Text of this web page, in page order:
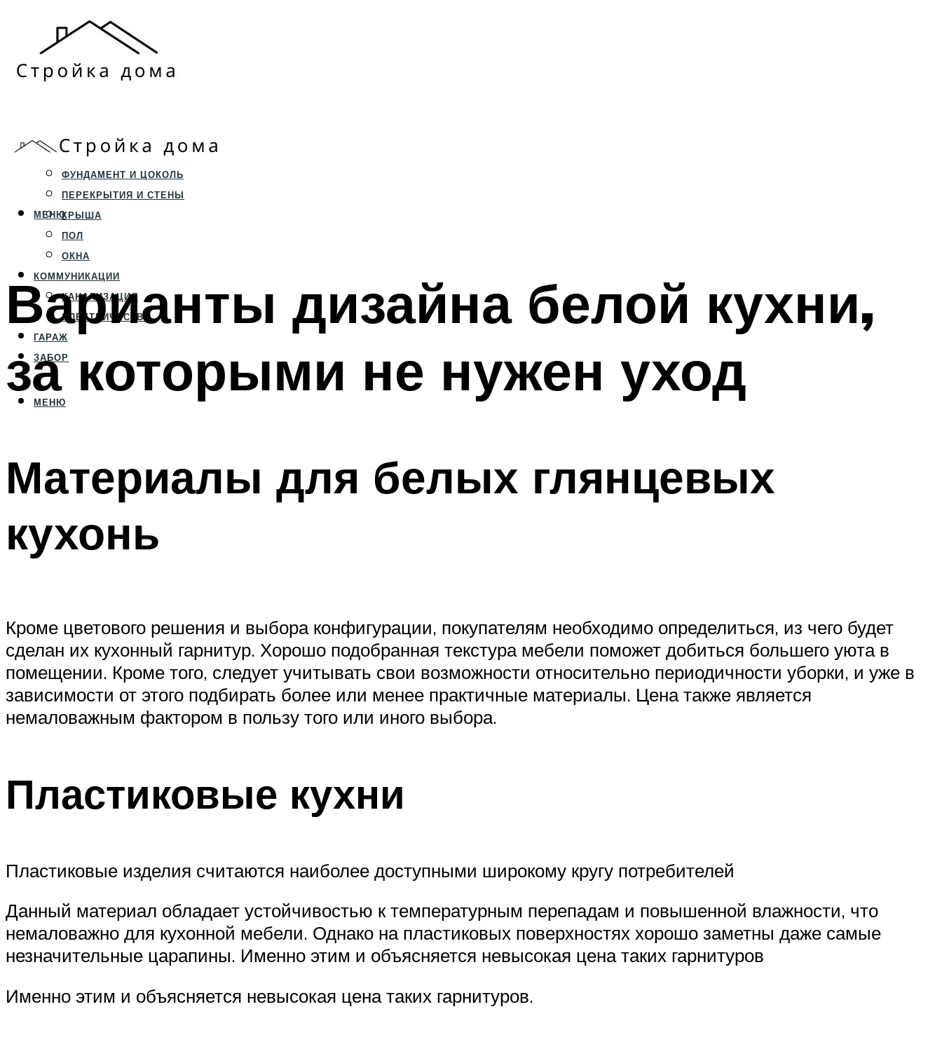
СТРОИТЕЛЬСТВО
ФУНДАМЕНТ И ЦОКОЛЬ
ПЕРЕКРЫТИЯ И СТЕНЫ
КРЫША
ПОЛ
ОКНА
КОММУНИКАЦИИ
КАНАЛИЗАЦИЯ
ЭЛЕКТРИЧЕСТВО
ГАРАЖ
ЗАБОР
МЕНЮ
МЕНЮ
Варианты дизайна белой кухни,
за которыми не нужен уход
Материалы для белых глянцевых
кухонь
Кроме цветового решения и выбора конфигурации, покупателям необходимо определиться, из чего будет
сделан их кухонный гарнитур. Хорошо подобранная текстура мебели поможет добиться большего уюта в
помещении. Кроме того, следует учитывать свои возможности относительно периодичности уборки, и уже в
зависимости от этого подбирать более или менее практичные материалы. Цена также является
немаловажным фактором в пользу того или иного выбора.
Пластиковые кухни
Пластиковые изделия считаются наиболее доступными широкому кругу потребителей
Данный материал обладает устойчивостью к температурным перепадам и повышенной влажности, что
немаловажно для кухонной мебели. Однако на пластиковых поверхностях хорошо заметны даже самые
незначительные царапины. Именно этим и объясняется невысокая цена таких гарнитуров
Именно этим и объясняется невысокая цена таких гарнитуров.